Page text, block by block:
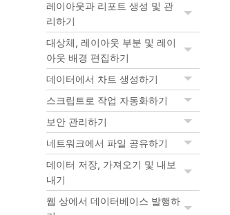
레이아웃과 리포트 생성 및 관
리하기
대상체, 레이아웃 부분 및 레이
아웃 배경 편집하기
데이터에서 차트 생성하기
스크립트로 작업 자동화하기
보안 관리하기
네트워크에서 파일 공유하기
데이터 저장, 가져오기 및 내보
내기
웹 상에서 데이터베이스 발행하